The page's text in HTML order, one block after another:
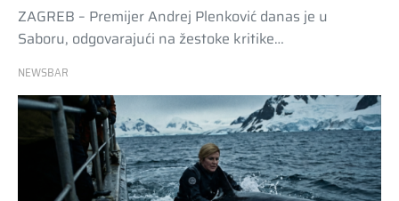
ZAGREB – Premijer Andrej Plenković danas je u
Saboru, odgovarajući na žestoke kritike…
NEWSBAR